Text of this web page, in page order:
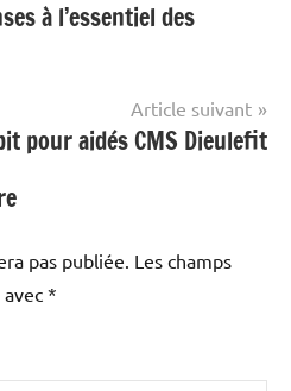
à l’essentiel des
Article suivant
pour aidés CMS Dieulefit
pas publiée. Les champs
*